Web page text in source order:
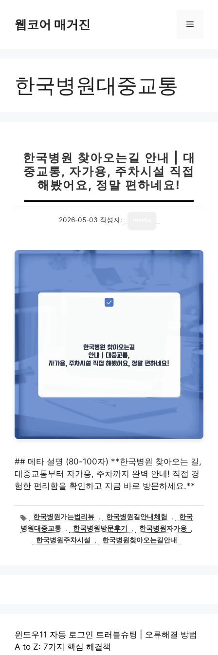
웹코어 매거진 메
한국병원대중교통
한국병원 찾아오는길 안내 | 대
중교통, 자가용, 주차시설 직접
해봤어요, 정말 편하네요!
2026-05-03 작성자:
## 메타 설명 (80-100자) **한국병원 찾아오는 길,
대중교통부터 자가용, 주차까지 완벽 안내! 직접 경
험한 편리함을 확인하고 지금 바로 방문하세요.**
태
그
한국병원가는법리뷰 , 한국병원길안내체험 ,
한국
병원대중교통 , 한국병원방문후기 , 한국병원자가용 ,
한국병원주차시설
, 한국병원찾아오는길안내
윈도우11 자동 로그인 트러블슈팅 | 오류해결 방법
A to Z: 7가지 핵심 해결책